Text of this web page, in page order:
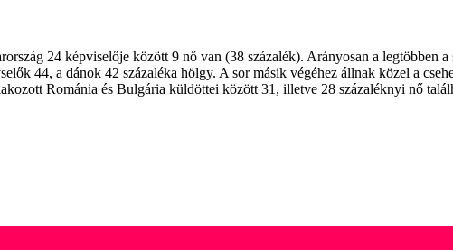
24 képviselője között 9 nő van (38 százalék). Arányosan a legtöbben
44, a dánok 42 százaléka hölgy. A sor másik végéhez állnak közel a
Románia és Bulgária küldöttei között 31, illetve 28 százaléknyi nő